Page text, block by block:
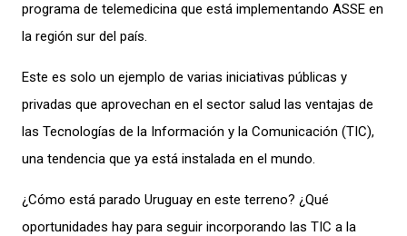
programa de telemedicina que está implementando ASSE en
la región sur del país.
Este es solo un ejemplo de varias iniciativas públicas y
privadas que aprovechan en el sector salud las ventajas de
las Tecnologías de la Información y la Comunicación (TIC),
una tendencia que ya está instalada en el mundo.
¿Cómo está parado Uruguay en este terreno? ¿Qué
oportunidades hay para seguir incorporando las TIC a la